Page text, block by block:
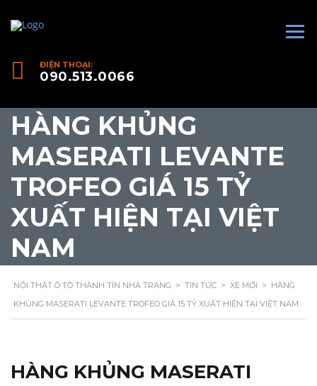
ĐIỆN THOẠI:
090.513.0066
HÀNG KHỦNG
MASERATI LEVANTE
TROFEO GIÁ 15 TỶ
XUẤT HIỆN TẠI VIỆT
NAM
NỘI THẤT Ô TÔ THÀNH TÍN NHA TRANG > TIN TỨC > XE MỚI > HÀNG
KHỦNG MASERATI LEVANTE TROFEO GIÁ 15 TỶ XUẤT HIỆN TẠI VIỆT NAM
HÀNG KHỦNG MASERATI